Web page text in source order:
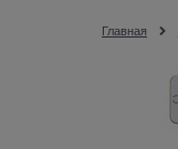
Главная